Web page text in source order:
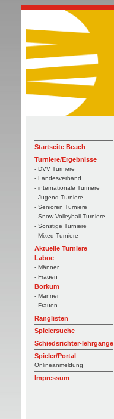
Startseite Beach
Turniere/Ergebnisse
- DVV Turniere
- Landesverband
- internationale Turniere
- Jugend Turniere
- Senioren Turniere
- Snow-Volleyball Turniere
- Sonstige Turniere
- Mixed Turniere
Aktuelle Turniere
Laboe
- Männer
- Frauen
Borkum
- Männer
- Frauen
Ranglisten
Spielersuche
Schiedsrichter-lehrgänge
Spieler/Portal
Onlineanmeldung
Impressum